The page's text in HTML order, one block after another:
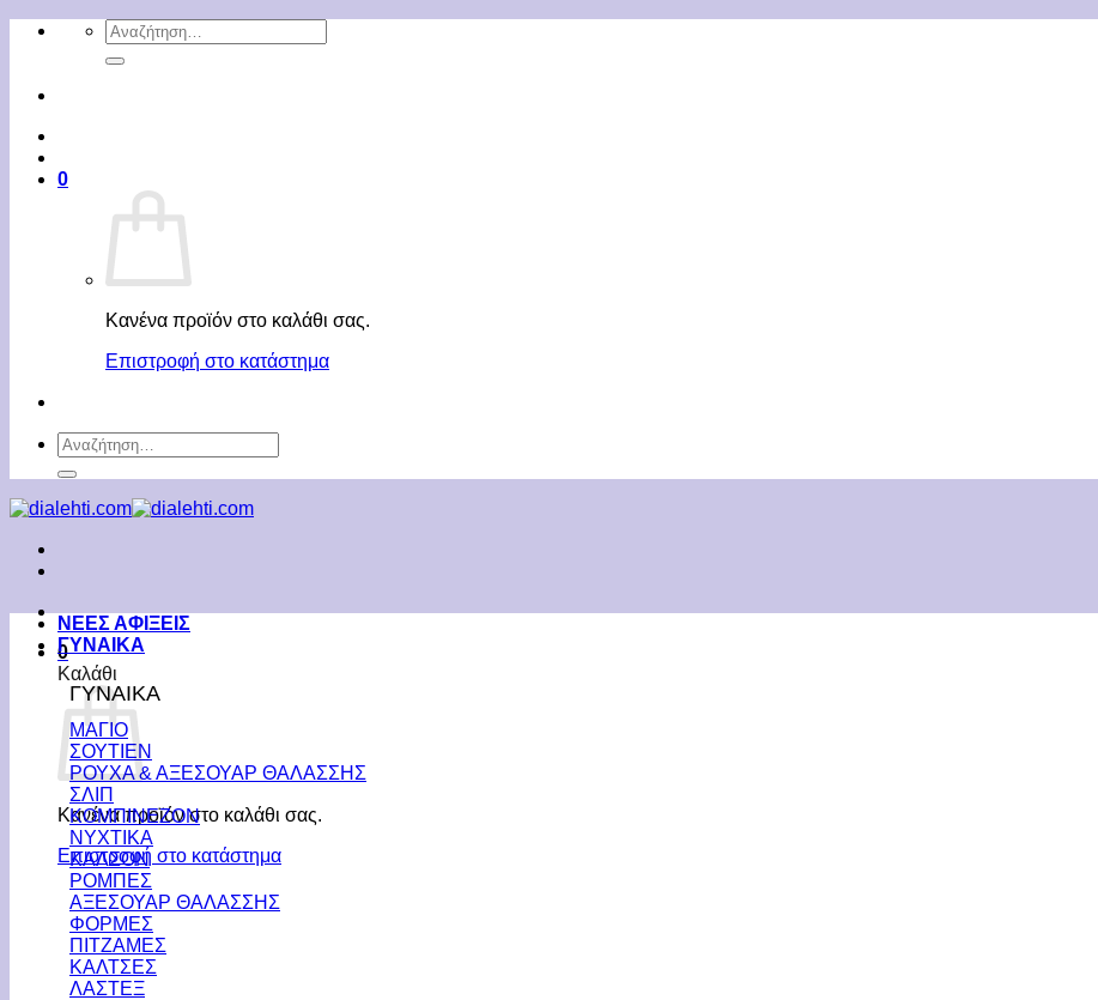
Μετάβαση
περιεχόμενο
Αναζήτηση
για:
0
Κανένα προϊόν στο καλάθι σας.
Επιστροφή στο κατάστημα
Αναζήτηση
για:
0
Καλάθι
Κανένα προϊόν στο καλάθι σας.
Επιστροφή στο κατάστημα
ΝΕΕΣ ΑΦΙΞΕΙΣ
ΓΥΝΑΙΚΑ
ΓΥΝΑΙΚΑ
ΜΑΓΙΟ
ΣΟΥΤΙΕΝ
ΡΟΥΧΑ & ΑΞΕΣΟΥΑΡ ΘΑΛΑΣΣΗΣ
ΣΛΙΠ
ΚΟΜΠΙΝΕΖΟΝ
ΝΥΧΤΙΚΑ
ΚΑΛΣΟΝ
ΡΟΜΠΕΣ
ΑΞΕΣΟΥΑΡ ΘΑΛΑΣΣΗΣ
ΦΟΡΜΕΣ
ΠΙΤΖΑΜΕΣ
ΚΑΛΤΣΕΣ
ΛΑΣΤΕΞ